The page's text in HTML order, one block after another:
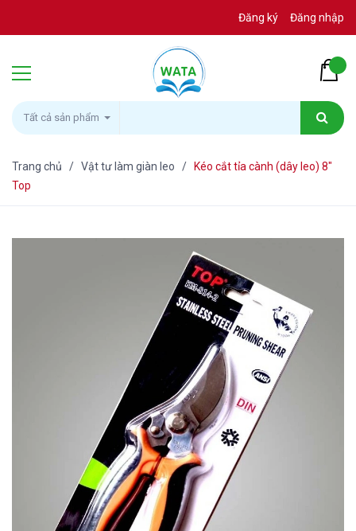
Đăng ký Đăng nhập
Tất cả sản phẩm
Trang chủ / Vật tư làm giàn leo /
Kéo cắt tỉa cành (dây leo) 8"
Top